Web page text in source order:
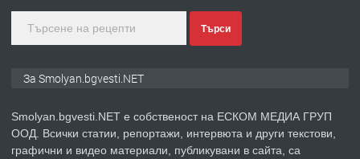
преди 2 години
Търси
За Smolyan.bgvesti.NET
Smolyan.bgvesti.NET е собственост на ЕСКОМ МЕДИА ГРУП
ООД. Всички статии, репортажи, интервюта и други текстови,
графични и видео материали, публикувани в сайта, са